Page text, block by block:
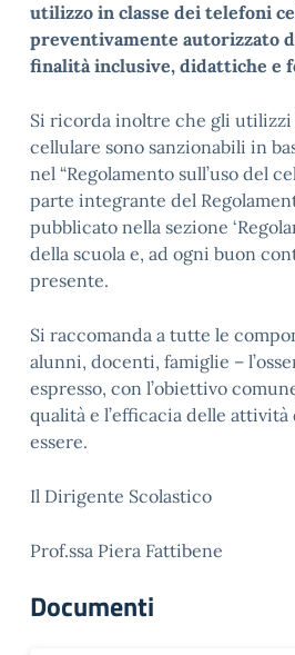
utilizzo in classe dei telefoni
preventivamente autorizzato
finalità inclusive, didattiche e
Si ricorda inoltre che gli
cellulare sono sanzionabili in
nel “Regolamento sull’uso del
parte integrante del
pubblicato nella sezione
della scuola e, ad ogni buon
presente.
Si raccomanda a tutte le
alunni, docenti, famiglie –
espresso, con l’obiettivo
qualità e l’efficacia delle
essere.
Il Dirigente Scolastico
Prof.ssa Piera Fattibene
Documenti